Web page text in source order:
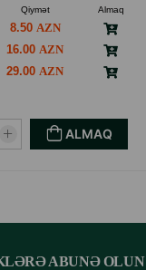
Qiymət
Almaq
8.50
16.00
29.00
ALMAQ
ABUNƏ OLUN